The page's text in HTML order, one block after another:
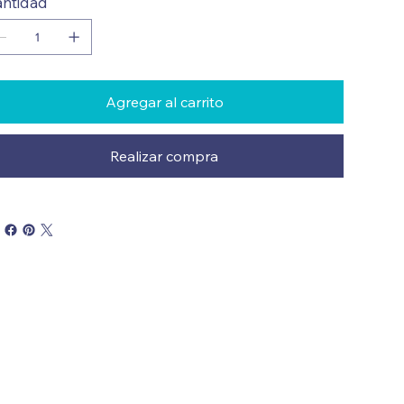
Agregar al carrito
Realizar compra